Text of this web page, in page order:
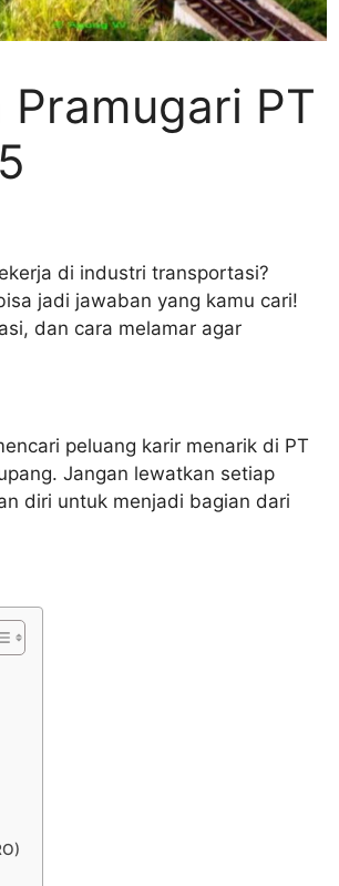
PT
di industri transportasi?
jadi jawaban yang kamu cari!
dan cara melamar agar
peluang karir menarik di PT
Jangan lewatkan setiap
diri untuk menjadi bagian dari